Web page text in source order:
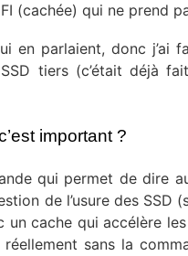
(cachée) qui ne prend
en parlaient, donc j’ai
tiers (c’était déjà
important ?
qui permet de dire
de l’usure des SSD
un cache qui accélère
sans la